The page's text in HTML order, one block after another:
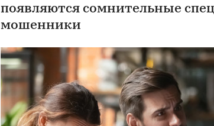
появляются сомнительные
мошенники